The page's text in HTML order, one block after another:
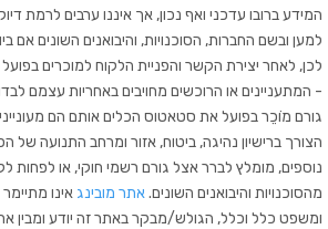
המידע ברובו עדכני ואף נכון, אך איננו ערבים לרמת
למען ובשם החברות, הסוכנויות, והיבואנים השונים אם
לכן, לאחר יצירת הקשר והפניית הלקוח למוכרים
- המתעניינים או הרוכשים מחויבים באחריות עצמם
גורם מוֹכֵר בפועל את סטאטוס הכלים אותם הם
הצורך ברישיון נהיגה, ביטוח, אזור ומרחב התנועה של
נוספים, מומלץ לברר אצל גורם רשמי חוקי, או לפחות
מהסוכנויות והיבואנים השונים.אתר מובינג אינו מתיימר
ומשפט כלל וכלל, הגולש/מבקר באתר זה יודע ומבין